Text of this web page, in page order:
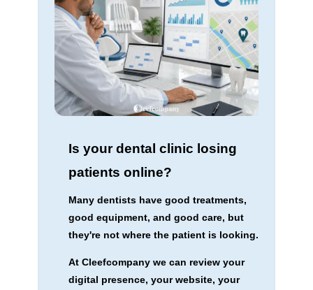
Is your dental clinic losing
patients online?
Many dentists have good treatments,
good equipment, and good care, but
they're not where the patient is looking.
At Cleefcompany we can review your
digital presence, your website, your